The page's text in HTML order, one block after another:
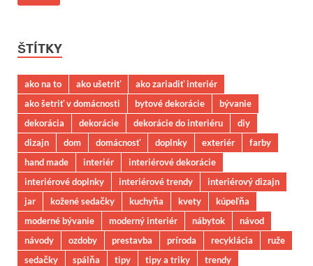
ŠTÍTKY
ako na to ako ušetriť
ako zariadiť interiér
ako šetriť v domácnosti
bytové dekorácie
bývanie
dekorácia
dekorácie dekorácie do interiéru
diy
dizajn
dom domácnosť doplnky exteriér
farby
hand made
interiér
interiérové dekorácie
interiérové doplnky
interiérové trendy
interiérový dizajn
jar
kožené sedačky kuchyňa kvety
kúpeľňa
moderné bývanie
moderný interiér nábytok
návod
návody
ozdoby prestavba príroda recyklácia
ruže
sedačky
spálňa tipy tipy a triky
trendy